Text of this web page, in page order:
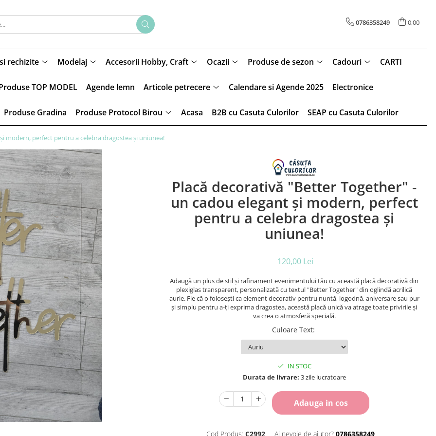
0786358249 0,00
rechizite Modelaj Accesorii Hobby, Craft Ocazii Produse de sezon Cadouri CARTI
TOP MODEL Agende lemn Articole petrecere Calendare si Agende 2025 Electronice
Produse Gradina Produse Protocol Birou Acasa B2B cu Casuta Culorilor SEAP cu Casuta Culorilor
modern, perfect pentru a celebra dragostea și uniunea!
Placă decorativă "Better Together" -
un cadou elegant și modern, perfect
pentru a celebra dragostea și
uniunea!
120,00 Lei
Adaugă un plus de stil și rafinament evenimentului tău cu această placă decorativă din
plexiglas transparent, personalizată cu textul "Better Together" din oglindă acrilică
aurie. Fie că o folosești ca element decorativ pentru nuntă, logodnă, aniversare sau pur
și simplu pentru a-ți exprima dragostea, această placă unică va atrage toate privirile și
va crea o atmosferă specială.
Culoare Text:
IN STOC
Durata de livrare: 3 zile lucratoare
Adauga in cos
Cod Produs: C2992 Ai nevoie de ajutor? 0786358249